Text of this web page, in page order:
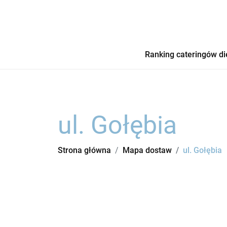
Ranking cateringów
ul. Gołębia
Strona główna Mapa dostaw ul. Gołębia